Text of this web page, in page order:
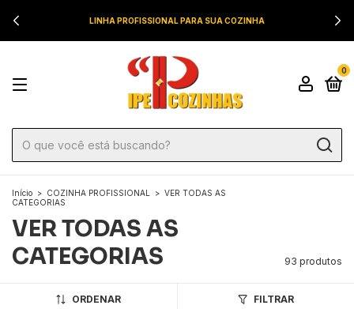
LINHA PROFISSIONAL PARA SUA COZINHA
0
Início > COZINHA PROFISSIONAL > VER TODAS AS
CATEGORIAS
VER TODAS AS
CATEGORIAS
93 produtos
ORDENAR FILTRAR